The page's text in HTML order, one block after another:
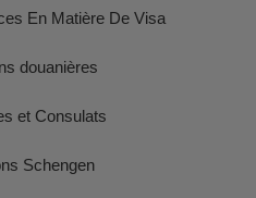
En Matière De Visa
douanières
et Consulats
Schengen